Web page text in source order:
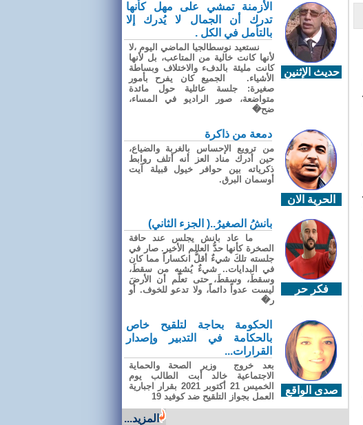
حديث الإثنين
الأزمنة تمشي على مهل كأنها
تدرك أن الجمال لا يُدرك إلا
بالتأمل في الكل .
نستعيد نوسطالجيا الماضي اليوم ،لا
لأنها كانت خالية من المتاعب، بل لأنها
كانت مليئة بالدفء والاختلاف وبساطة
الأشياء. الجميع كان يفرح بأمور
صغيرة: جلسة عائلية حول مائدة
متواضعة، صور الراديو في المساء،
ضح�
الحرية الان
دمعة من ذاكرة
من ترويع الإحساس بالغربة والضياع،
حين أدرك مناد العز أنه أتلف روابط
ذكرياته بين حوافر خيول قبيلة آيت
أوسمان البرق.
فكر حر
بانشُ الصغيرُ..( الجزء الثاني)
ما عاد بانش يجلس عند حافة
الصخرة كأنها حدُّ العالم الأخير. صار في
جلسته تلكَ شيءٌ أقلُّ انكساراً مما كان
في البدايات.. شيءٌ يُشبِه من سقطَ،
وسقطَ، وسقطَ، حتى تعلّم أن الأرضَ
ليست عدواً دائماً، ولا تدعو للخوف. أو
ر�
صدى الواقع
الحكومة بحاجة لتلقيح خاص
بالحكامة في التدبير وإصدار
القرارات...
بعد خروج وزير الصحة والحماية
الاجتماعية خالد أبت الطالب يوم
الخميس 21 أكتوبر 2021 بقرار اجبارية
العمل بجواز التلقيح ضد كوفيد 19
المزيد...